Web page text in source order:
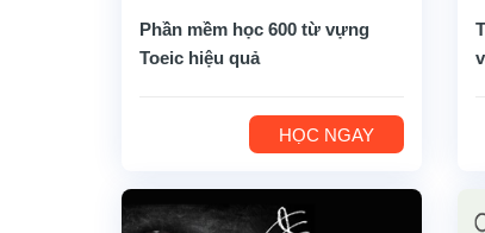
Phần mềm học 600 từ vựng
Toeic hiệu quả
HỌC NGAY